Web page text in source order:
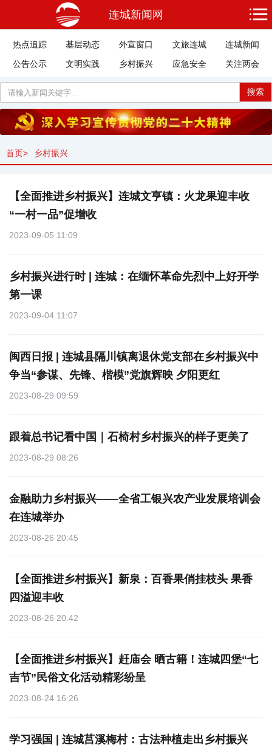
连城新闻网
热点追踪 基层动态 外宣窗口 文旅连城
连城新闻
公告公示
文明实践 乡村振兴 应急安全 关注两会
搜索
首页> 乡村振兴
【全面推进乡村振兴】连城文亨镇：火龙果迎丰收
“一村一品”促增收
2023-09-05 11:09
乡村振兴进行时 | 连城：在缅怀革命先烈中上好开学
第一课
2023-09-04 11:07
闽西日报 | 连城县隔川镇离退休党支部在乡村振兴中
争当“参谋、先锋、楷模”党旗辉映 夕阳更红
2023-08-29 09:59
跟着总书记看中国｜石椅村乡村振兴的样子更美了
2023-08-29 08:26
金融助力乡村振兴——全省工银兴农产业发展培训会
在连城举办
2023-08-26 20:45
【全面推进乡村振兴】新泉：百香果俏挂枝头 果香
四溢迎丰收
2023-08-26 20:42
【全面推进乡村振兴】赶庙会 晒古籍！连城四堡“七
吉节”民俗文化活动精彩纷呈
2023-08-24 16:26
学习强国 | 连城莒溪梅村：古法种植走出乡村振兴